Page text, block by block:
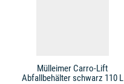
Mülleimer Carro-Lift
Abfallbehälter schwarz 110 L